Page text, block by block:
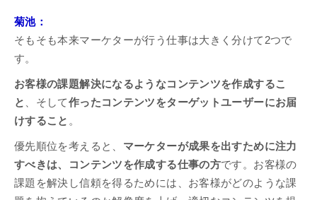
菊池：
そもそも本来マーケターが行う仕事は大きく分けて2つで
す。
お客様の課題解決になるようなコンテンツを作成するこ
と
、そして作ったコンテンツをターゲットユーザーにお届
けすること 。
優先順位を考えると、 マーケターが成果を出すために注力
すべきは、コンテンツを作成する仕事の方です。お客様の
課題を解決し信頼を得るためには、お客様がどのような課